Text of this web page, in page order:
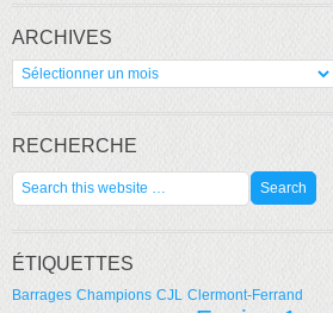
ARCHIVES
Archives
RECHERCHE
ÉTIQUETTES
Barrages Champions CJL Clermont-Ferrand